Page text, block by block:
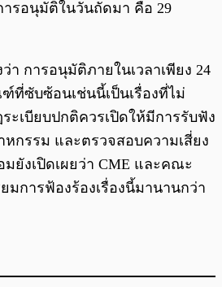
รอนุมัติในวันถัดมา คือ 29
ว่า การอนุมัติภายในเวลาเพียง 24
ที่ซับซ้อนเช่นนี้เป็นเรื่องที่ไม่
ะเบียบปกติควรเปิดให้มีการรับฟัง
กรรม และตรวจสอบความเสี่ยง
ยังเปิดเผยว่า CME และคณะ
มการฟ้องร้องเรื่องนี้มานานกว่า